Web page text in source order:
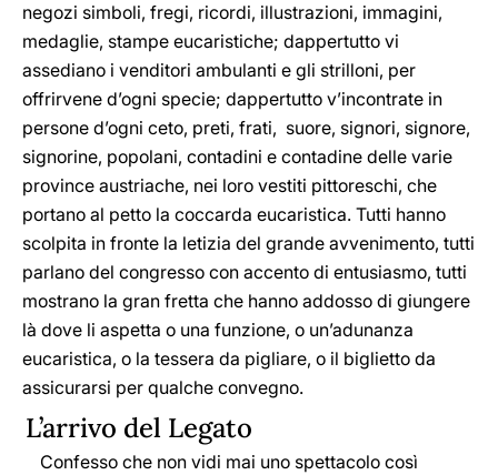
negozi simboli, fregi, ricordi, illustrazioni, immagini,
medaglie, stampe eucaristiche; dappertutto vi
assediano i venditori ambulanti e gli strilloni, per
offrirvene d’ogni specie; dappertutto v’incontrate in
persone d’ogni ceto, preti, frati, suore, signori, signore,
signorine, popolani, contadini e contadine delle varie
province austriache, nei loro vestiti pittoreschi, che
portano al petto la coccarda eucaristica. Tutti hanno
scolpita in fronte la letizia del grande avvenimento, tutti
parlano del congresso con accento di entusiasmo, tutti
mostrano la gran fretta che hanno addosso di giungere
là dove li aspetta o una funzione, o un’adunanza
eucaristica, o la tessera da pigliare, o il biglietto da
assicurarsi per qualche convegno.
L’arrivo del Legato
Confesso che non vidi mai uno spettacolo così